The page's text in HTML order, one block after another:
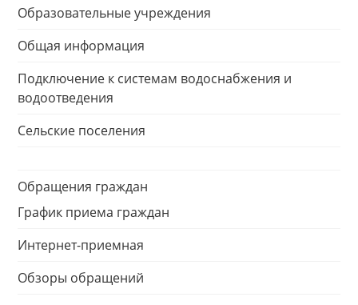
Образовательные учреждения
Общая информация
Подключение к системам водоснабжения и
водоотведения
Сельские поселения
Обращения граждан
График приема граждан
Интернет-приемная
Обзоры обращений